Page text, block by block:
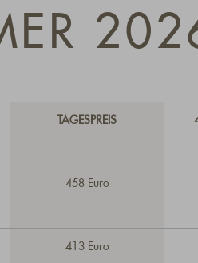
TAGESPREIS
458 Euro
413 Euro